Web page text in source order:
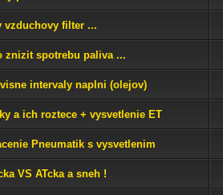
vzduchovy filter ...
znizit spotrebu paliva ...
intervaly naplni (olejov)
a ich roztece + vysvetlenie ET
Pneumatik s vysvetlenim
VS ATcka a sneh !